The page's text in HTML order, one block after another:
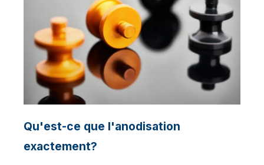
Qu'est-ce que l'anodisation
exactement?